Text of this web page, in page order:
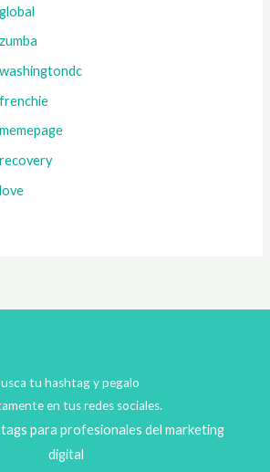
tu hashtag y pegalo
en tus redes sociales.
para profesionales del marketing
digital